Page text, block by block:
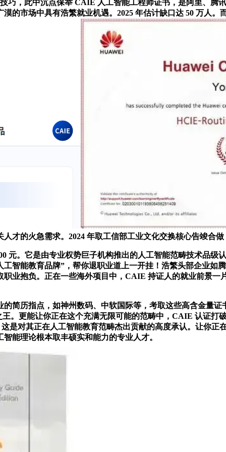
此中沉点保举 CAIE 人工智能工程师证书，是阿里、腾
的市场中具有浩繁就业机遇。2025 年估计缺口达 50 万人
才的火急需求。2024 年取工信部工业文化交换核心告竣合
。它是由专业权势巨子机构推出的人工智能范畴技术品级
智能教育品牌”，帮你退职业道上一开挂！浩繁头部企业如
业抱负。正在一些海外项目中，CAIE 持证人的就业前景
历指点，如神州数码、中软国际等，考取这些高含金量证
。更能让你正在这个充满无限可能的范畴中，CAIE 认证打
是对其正在人工智能教育范畴杰出贡献的高度承认。让你正
能理论根本取丰硕实和能力的专业人才。